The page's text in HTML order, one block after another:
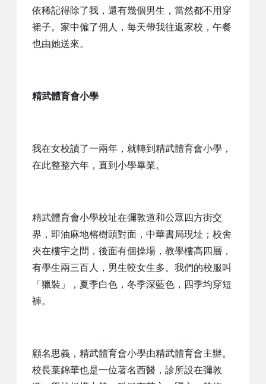
依稀記得除了我，還有幾個男生，當然都不用穿
裙子。家中僱了佣人，每天帶我往返家校，午餐
也由她送來。
精武體育會小學
我在女校讀了一兩年，就轉到精武體育會小學，
在此整整六年，直到小學畢業。
精武體育會小學校址在彌敦道和公眾四方街交
界，即油麻地榕樹頭對面，中華書局現址；校舍
夾在樓宇之間，後面有個操場，教學樓高四層，
有學生兩三百人，男生較女生多。我們的校服叫
「獵裝」，夏季白色，冬季深藍色，四季均穿短
褲。
顧名思義，精武體育會小學由精武體育會主辦。
校長葉錦華也是一位著名西醫，診所設在彌敦